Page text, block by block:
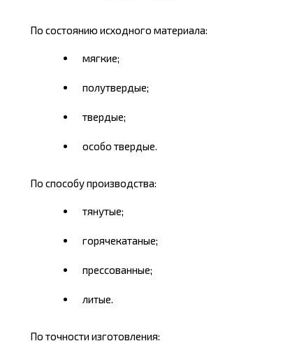
По состоянию исходного материала:
мягкие;
полутвердые;
твердые;
особо твердые.
По способу производства:
тянутые;
горячекатаные;
прессованные;
литые.
По точности изготовления: